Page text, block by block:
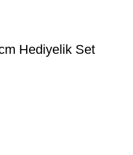
Hediyelik Set